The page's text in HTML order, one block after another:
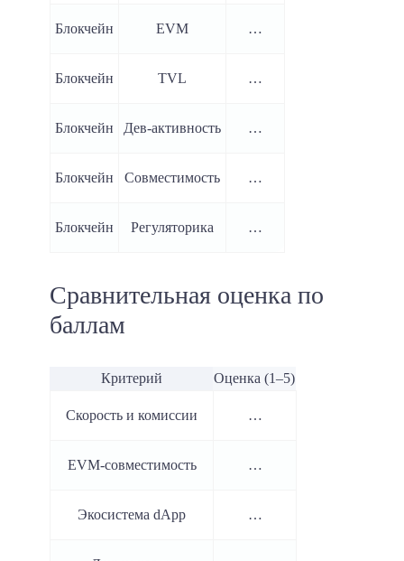
Блокчейн EVM …
Блокчейн TVL …
Блокчейн Дев-активность …
Блокчейн Совместимость …
Блокчейн Регуляторика …
Сравнительная оценка по
баллам
Критерий Оценка (1–5)
Скорость и комиссии …
EVM-совместимость …
Экосистема dApp …